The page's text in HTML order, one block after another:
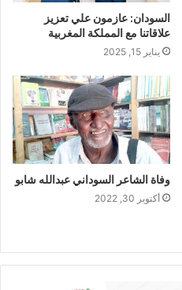
السودان: عازمون علي تعزيز
علاقاتنا مع المملكة المغربية
يناير 15, 2025
وفاة الشاعر السوداني عبدالله شابو
أكتوبر 30, 2022